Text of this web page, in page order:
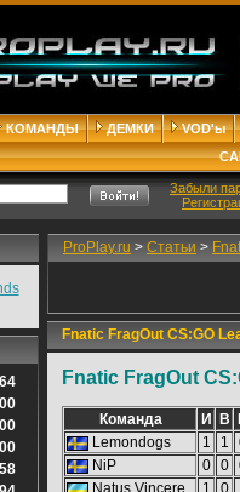
КОМАНДЫ ДЕМКИ
VOD'ы
Забыли
ProPlay.ru > Статьи >
Fnatic FragOut CS:GO
Fnatic FragOut
Команда И В
Lemondogs
1 1
NiP
0 0
Natus Vincere
1 0